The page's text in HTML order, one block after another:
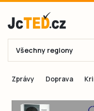
E-mail
Všechny regiony
Zprávy Doprava